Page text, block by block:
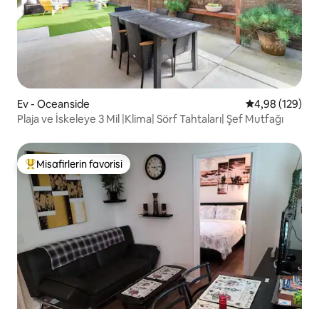
Ev - Oceanside 5 üzerinden
4,98 (129)
Plaja ve İskeleye 3 Mil |Klima| Sörf Tahtaları| Şef Mutfağı
Misafirlerin favorilerinden en beğenilenler arasında
Misafirlerin favorisi